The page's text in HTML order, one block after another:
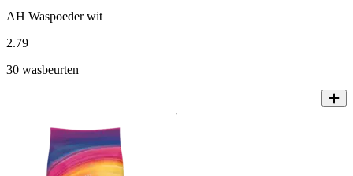
AH Waspoeder wit
2.79
30 wasbeurten